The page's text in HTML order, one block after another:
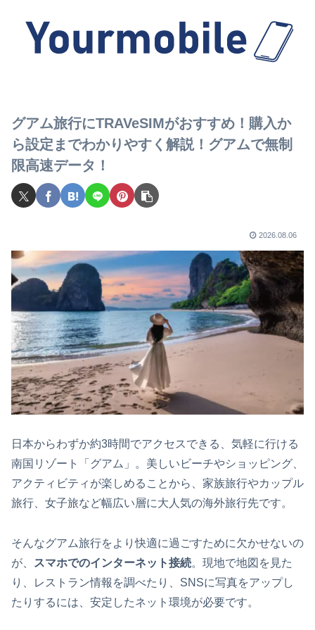
グアム旅行にTRAVeSIMがおすすめ！購入か
ら設定までわかりやすく解説！グアムで無制
限高速データ！
2026.08.06
日本からわずか約3時間でアクセスできる、気軽に行ける
南国リゾート「グアム」。美しいビーチやショッピング、
アクティビティが楽しめることから、家族旅行やカップル
旅行、女子旅など幅広い層に大人気の海外旅行先です。
そんなグアム旅行をより快適に過ごすために欠かせないの
が、
スマホでのインターネット接続。現地で地図を見た
り、レストラン情報を調べたり、SNSに写真をアップし
たりするには、安定したネット環境が必要です。